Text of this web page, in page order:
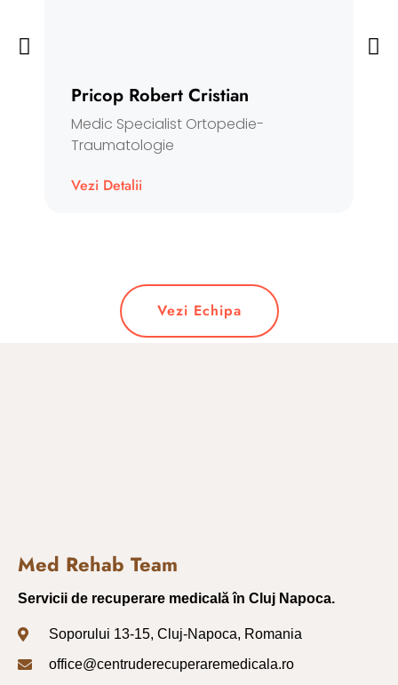
Pricop Robert Cristian
Medic Specialist Ortopedie-
Traumatologie
Vezi Detalii
Vezi Echipa
Med Rehab Team
Servicii de recuperare medicală în Cluj Napoca.
Soporului 13-15, Cluj-Napoca, Romania
office@centruderecuperaremedicala.ro